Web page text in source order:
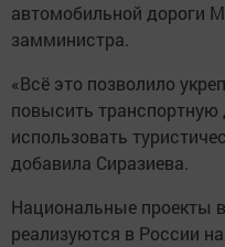
автомобильной дороги
замминистра.
«Всё это позволило
повысить транспортную
использовать
добавила Сиразиева.
Национальные проекты
реализуются в России